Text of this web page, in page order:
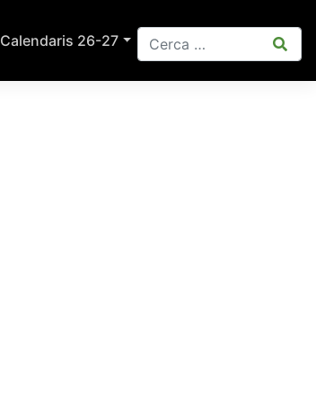
Calendaris 26-27